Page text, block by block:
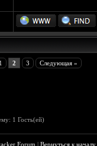
1 2 3 Следующая »
1 Гость(ей)
Forum |Вернуться к началу